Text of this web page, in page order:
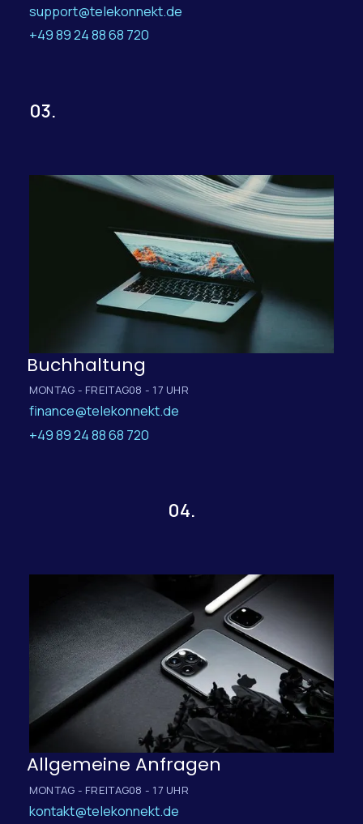
support@telekonnekt.de
+49 89 24 88 68 720
03.
Buchhaltung
MONTAG - FREITAG08 - 17 UHR
finance@telekonnekt.de
+49 89 24 88 68 720
04.
Allgemeine Anfragen
MONTAG - FREITAG08 - 17 UHR
kontakt@telekonnekt.de